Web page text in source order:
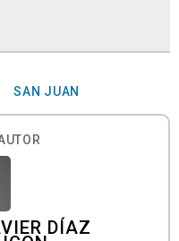
SAN JUAN
DÍAZ